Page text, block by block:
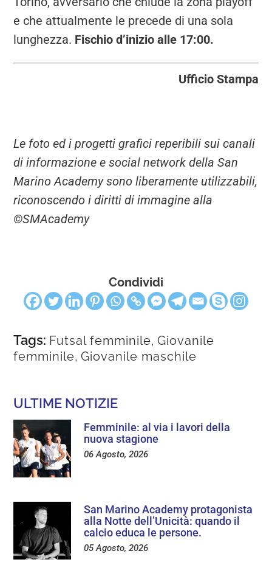
e che attualmente le precede di una sola
lunghezza. Fischio d’inizio alle 17:00.
Ufficio Stampa
Le foto ed i progetti grafici reperibili sui canali
di informazione e social network della San
Marino Academy sono liberamente utilizzabili,
riconoscendo i diritti di immagine alla
©SMAcademy
Condividi
Tags: Futsal femminile,Giovanile
femminile,Giovanile maschile
ULTIME NOTIZIE
Femminile: al via i lavori della
nuova stagione
06 Agosto, 2026
San Marino Academy protagonista
alla Notte dell’Unicità: quando il
calcio educa le persone.
05 Agosto, 2026